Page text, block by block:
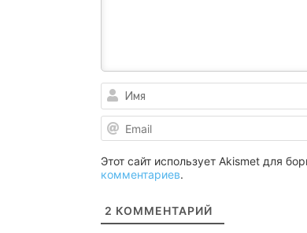
Этот сайт использует Akismet для
комментариев.
2 КОММЕНТАРИЙ